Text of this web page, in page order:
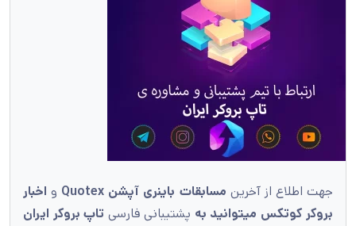
جهت اطلاع از آخرین مسابقات باینری آپشن Quotex و اخبار
بروکر کوتکس میتوانید به پشتیبانی فارسی تاپ بروکر ایران